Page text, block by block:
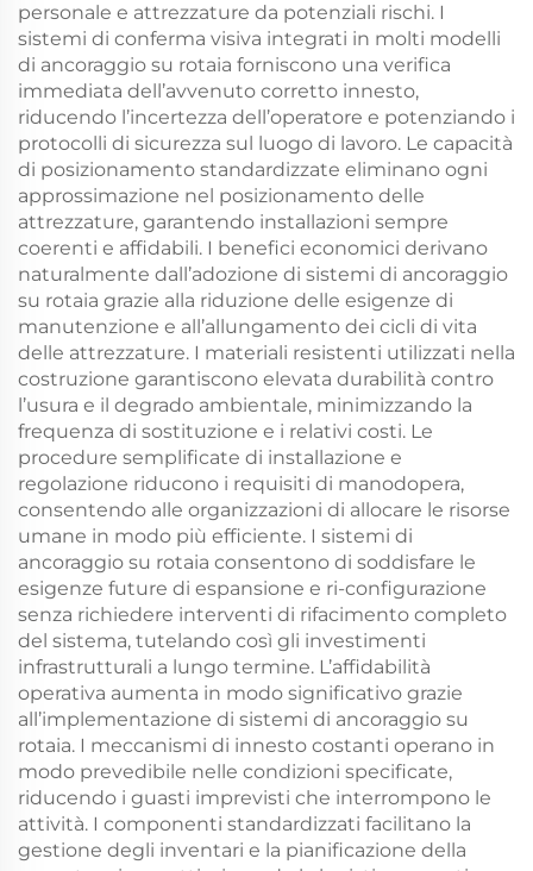
personale e attrezzature da potenziali rischi. I
sistemi di conferma visiva integrati in molti modelli
di ancoraggio su rotaia forniscono una verifica
immediata dell’avvenuto corretto innesto,
riducendo l’incertezza dell’operatore e potenziando i
protocolli di sicurezza sul luogo di lavoro. Le capacità
di posizionamento standardizzate eliminano ogni
approssimazione nel posizionamento delle
attrezzature, garantendo installazioni sempre
coerenti e affidabili. I benefici economici derivano
naturalmente dall’adozione di sistemi di ancoraggio
su rotaia grazie alla riduzione delle esigenze di
manutenzione e all’allungamento dei cicli di vita
delle attrezzature. I materiali resistenti utilizzati nella
costruzione garantiscono elevata durabilità contro
l’usura e il degrado ambientale, minimizzando la
frequenza di sostituzione e i relativi costi. Le
procedure semplificate di installazione e
regolazione riducono i requisiti di manodopera,
consentendo alle organizzazioni di allocare le risorse
umane in modo più efficiente. I sistemi di
ancoraggio su rotaia consentono di soddisfare le
esigenze future di espansione e ri-configurazione
senza richiedere interventi di rifacimento completo
del sistema, tutelando così gli investimenti
infrastrutturali a lungo termine. L’affidabilità
operativa aumenta in modo significativo grazie
all’implementazione di sistemi di ancoraggio su
rotaia. I meccanismi di innesto costanti operano in
modo prevedibile nelle condizioni specificate,
riducendo i guasti imprevisti che interrompono le
attività. I componenti standardizzati facilitano la
gestione degli inventari e la pianificazione della